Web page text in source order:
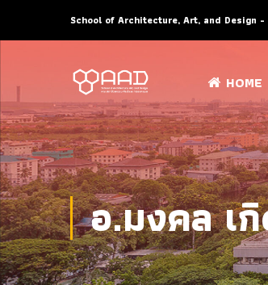
School of Architecture, Art, and Design -
HOME
อ.มงคล เ